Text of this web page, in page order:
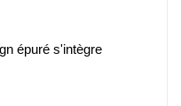
épuré s'intègre